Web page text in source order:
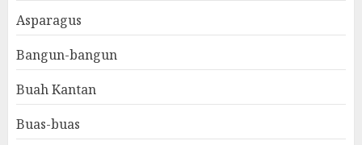
Asparagus
Bangun-bangun
Buah Kantan
Buas-buas